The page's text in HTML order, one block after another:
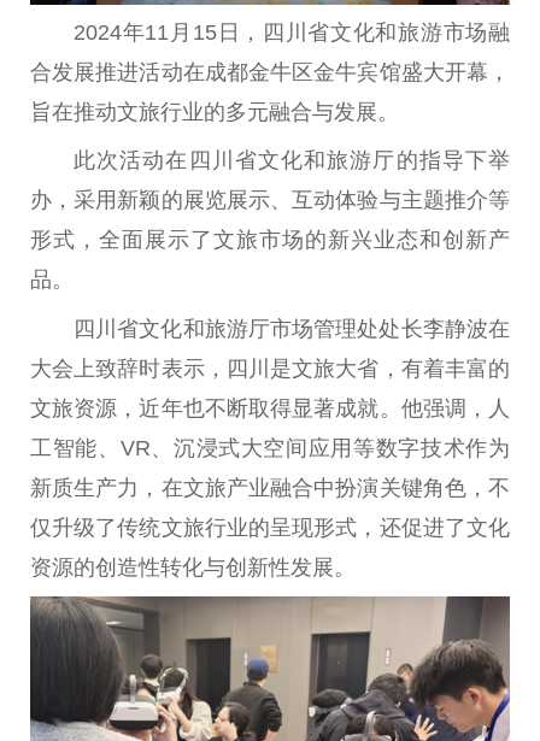
2024年11月15日，四川省文化和旅游市场融
合发展推进活动在成都金牛区金牛宾馆盛大开幕，
旨在推动文旅行业的多元融合与发展。
此次活动在四川省文化和旅游厅的指导下举
办，采用新颖的展览展示、互动体验与主题推介等
形式，全面展示了文旅市场的新兴业态和创新产
品。
四川省文化和旅游厅市场管理处处长李静波在
大会上致辞时表示，四川是文旅大省，有着丰富的
文旅资源，近年也不断取得显著成就。他强调，人
工智能、VR、沉浸式大空间应用等数字技术作为
新质生产力，在文旅产业融合中扮演关键角色，不
仅升级了传统文旅行业的呈现形式，还促进了文化
资源的创造性转化与创新性发展。